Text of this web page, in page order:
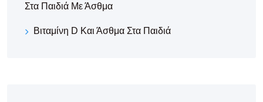
Στα Παιδιά Με Άσθμα
Βιταμίνη D Και Άσθμα Στα Παιδιά